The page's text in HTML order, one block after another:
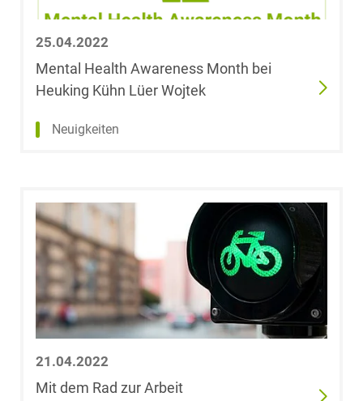
25.04.2022
Mental Health Awareness Month bei
Heuking Kühn Lüer Wojtek
Neuigkeiten
21.04.2022
Mit dem Rad zur Arbeit